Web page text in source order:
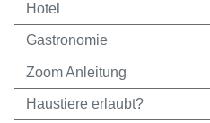
Hotel
Gastronomie
Zoom Anleitung
Haustiere erlaubt?